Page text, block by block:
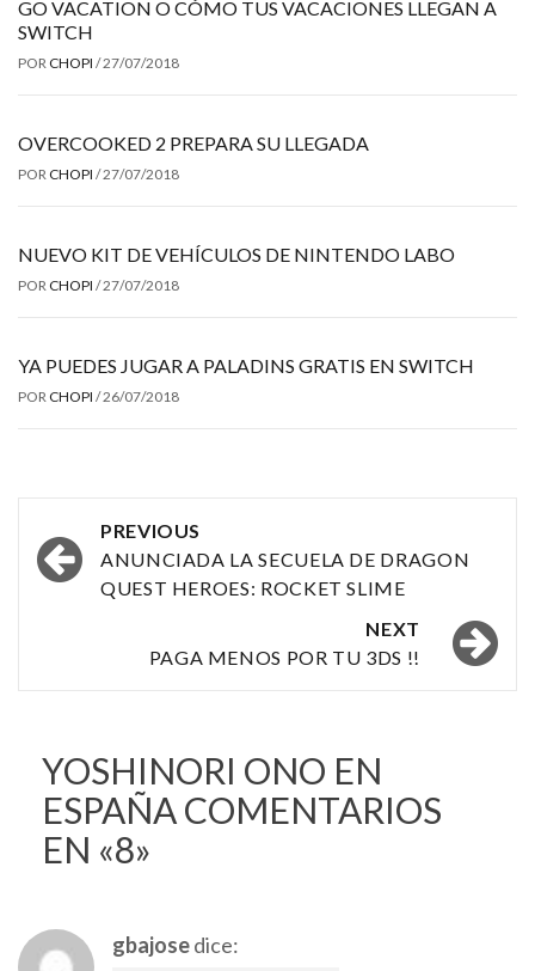
GO VACATION O CÓMO TUS VACACIONES LLEGAN A
SWITCH
POR CHOPI /27/07/2018
OVERCOOKED 2 PREPARA SU LLEGADA
POR CHOPI /27/07/2018
NUEVO KIT DE VEHÍCULOS DE NINTENDO LABO
POR CHOPI /27/07/2018
YA PUEDES JUGAR A PALADINS GRATIS EN SWITCH
POR CHOPI /26/07/2018
Post
navigation
PREVIOUS
ANUNCIADA LA SECUELA DE DRAGON
QUEST HEROES: ROCKET SLIME
NEXT
PAGA MENOS POR TU 3DS !!
YOSHINORI ONO EN
ESPAÑACOMENTARIOS
EN «8»
gbajosedice: